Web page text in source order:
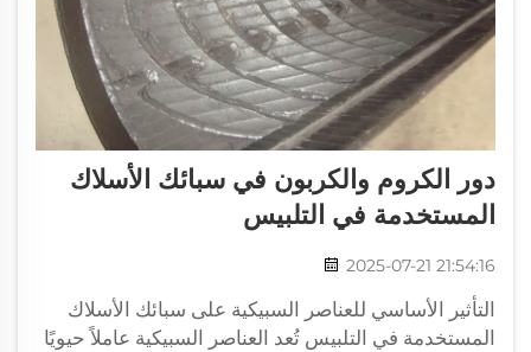
دور الكروم والكربون في سبائك الأسلاك
المستخدمة في التلبيس
2025-07-21 21:54:16
التأثير الأساسي للعناصر السبيكية على سبائك الأسلاك
المستخدمة في التلبيس تُعد العناصر السبيكية عاملاً حيويًا